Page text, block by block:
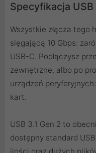
Specyfikacja
Wszystkie złącza tego
sięgającą 10 Gbps:
USB-C. Podłączysz
zewnętrzne, albo po
urządzeń
kart.
USB 3.1 Gen 2 to
dostępny standard